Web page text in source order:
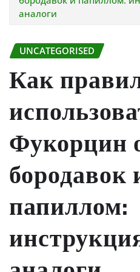
аналоги
UNCATEGORISED
Как
Фукорцин
бородавок
папиллом: